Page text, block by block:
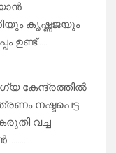
കൃഷ്ണജയും
ഉണ്ട്…..
കേന്ദ്രത്തിൽ
നഷ്ടപെട്ട
വച്ച